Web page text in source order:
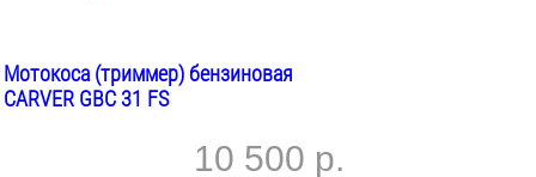
Мотокоса (триммер) бензиновая
CARVER GBC 31 FS
10 500 р.